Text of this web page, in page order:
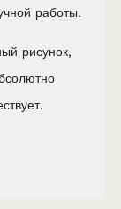
работы.
рисунок,